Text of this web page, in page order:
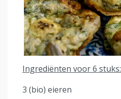
Ingrediënten voor 6 stuks:
3 (bio) eieren